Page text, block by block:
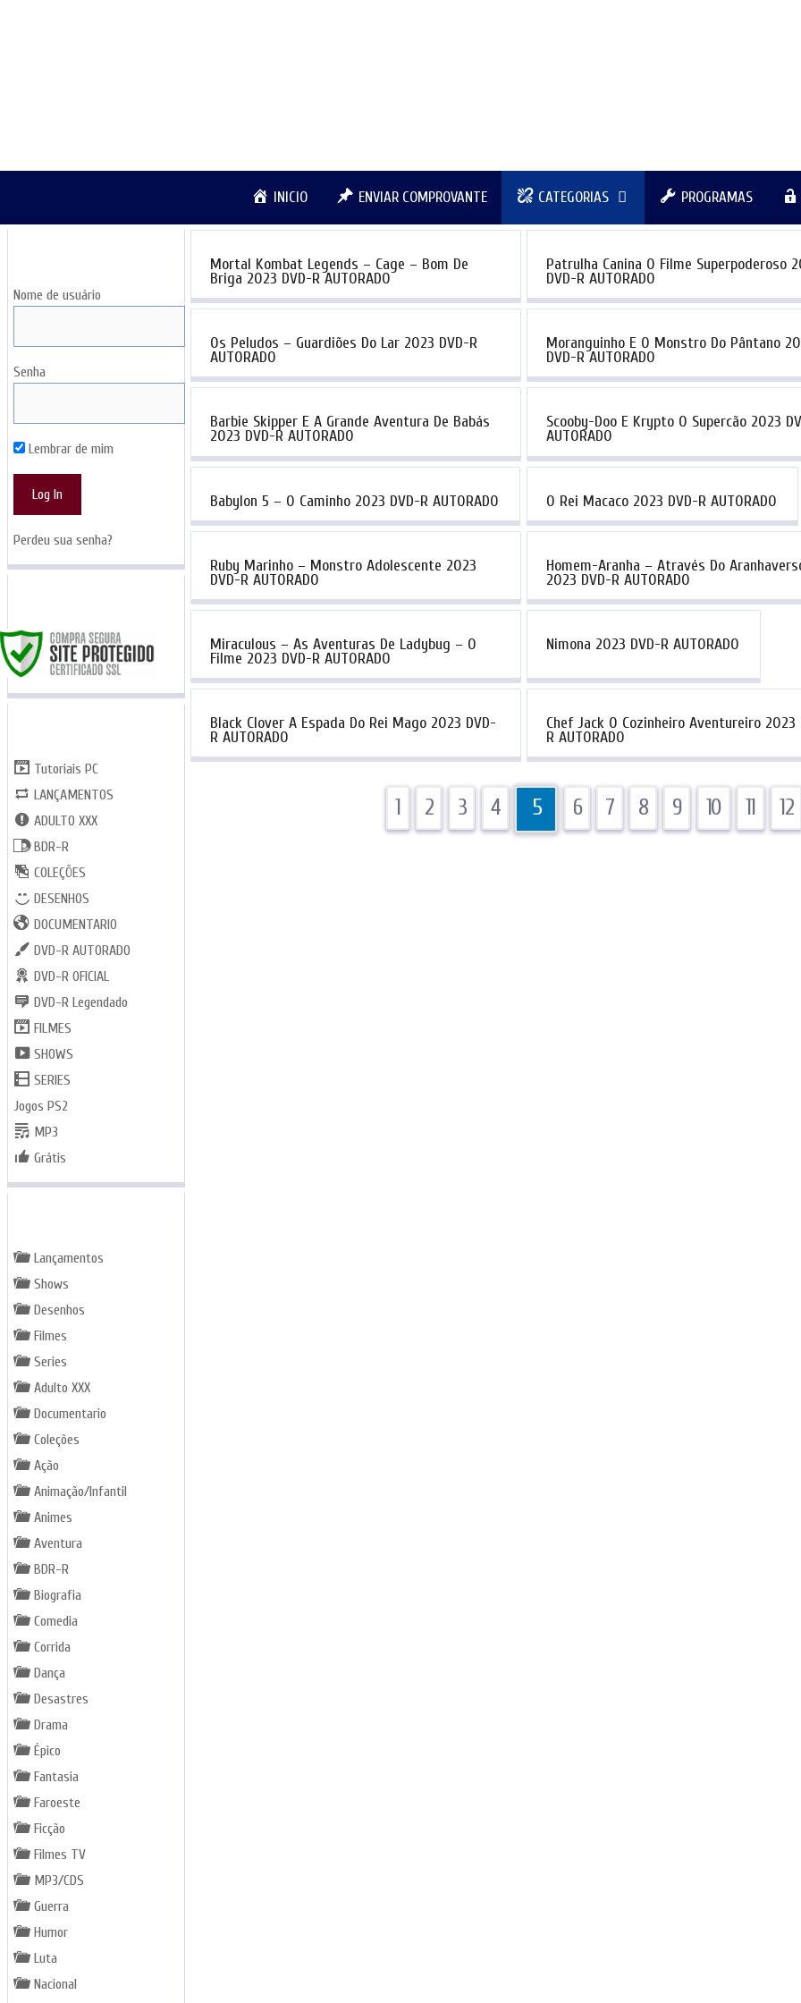
INICIO ENVIAR COMPROVANTE CATEGORIAS PROGRAMAS
Mortal Kombat Legends – Cage – Bom De
Briga 2023 DVD-R AUTORADO
Patrulha Canina O Filme Superpoderoso
DVD-R AUTORADO
Os Peludos – Guardiões Do Lar 2023 DVD-R
AUTORADO
Moranguinho E O Monstro Do Pântano
DVD-R AUTORADO
Barbie Skipper E A Grande Aventura De Babás
2023 DVD-R AUTORADO
Scooby-Doo E Krypto O Supercão 2023
AUTORADO
Babylon 5 – O Caminho 2023 DVD-R AUTORADO O Rei Macaco 2023 DVD-R AUTORADO
Ruby Marinho – Monstro Adolescente 2023
DVD-R AUTORADO
Homem-Aranha – Através Do
2023 DVD-R AUTORADO
Miraculous – As Aventuras De Ladybug – O
Filme 2023 DVD-R AUTORADO
Nimona 2023 DVD-R AUTORADO
Black Clover A Espada Do Rei Mago 2023 DVD-
R AUTORADO
Chef Jack O Cozinheiro Aventureiro 2023
R AUTORADO
1 2 3 4 5 6 7 8 9 10 11 12
Nome de usuário
Senha
Lembrar de mim
Perdeu sua senha?
Tutoriais PC
LANÇAMENTOS
ADULTO XXX
BDR-R
COLEÇÕES
DESENHOS
DOCUMENTARIO
DVD-R AUTORADO
DVD-R OFICIAL
DVD-R Legendado
FILMES
SHOWS
SERIES
Jogos PS2
MP3
Grátis
Lançamentos
Shows
Desenhos
Filmes
Series
Adulto XXX
Documentario
Coleções
Ação
Animação/Infantil
Animes
Aventura
BDR-R
Biografia
Comedia
Corrida
Dança
Desastres
Drama
Épico
Fantasia
Faroeste
Ficção
Filmes TV
MP3/CDS
Guerra
Humor
Luta
Nacional